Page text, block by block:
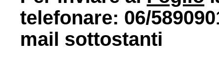
telefonare: 06/
mail sottostanti